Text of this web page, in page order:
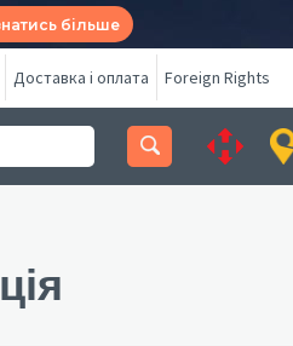
більше
Доставка і оплата Foreign Rights